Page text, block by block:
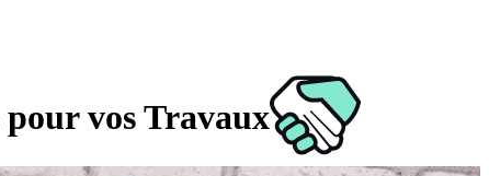
vos Travaux